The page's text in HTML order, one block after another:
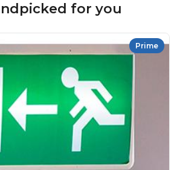
for you
Prime